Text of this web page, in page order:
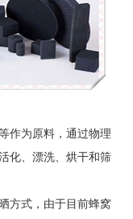
作为原料，通过物理
化、漂洗、烘干和筛
方式，由于目前蜂窝